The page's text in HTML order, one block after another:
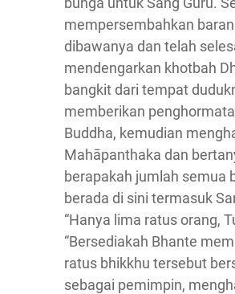
mempersembahkan
dibawanya dan telah
mendengarkan khotbah
bangkit dari tempat
memberikan
Buddha, kemudian
Mahāpanthaka dan
berapakah jumlah semua
berada di sini termasuk
“Hanya lima ratus orang,
“Bersediakah Bhante
ratus bhikkhu tersebut
sebagai pemimpin,